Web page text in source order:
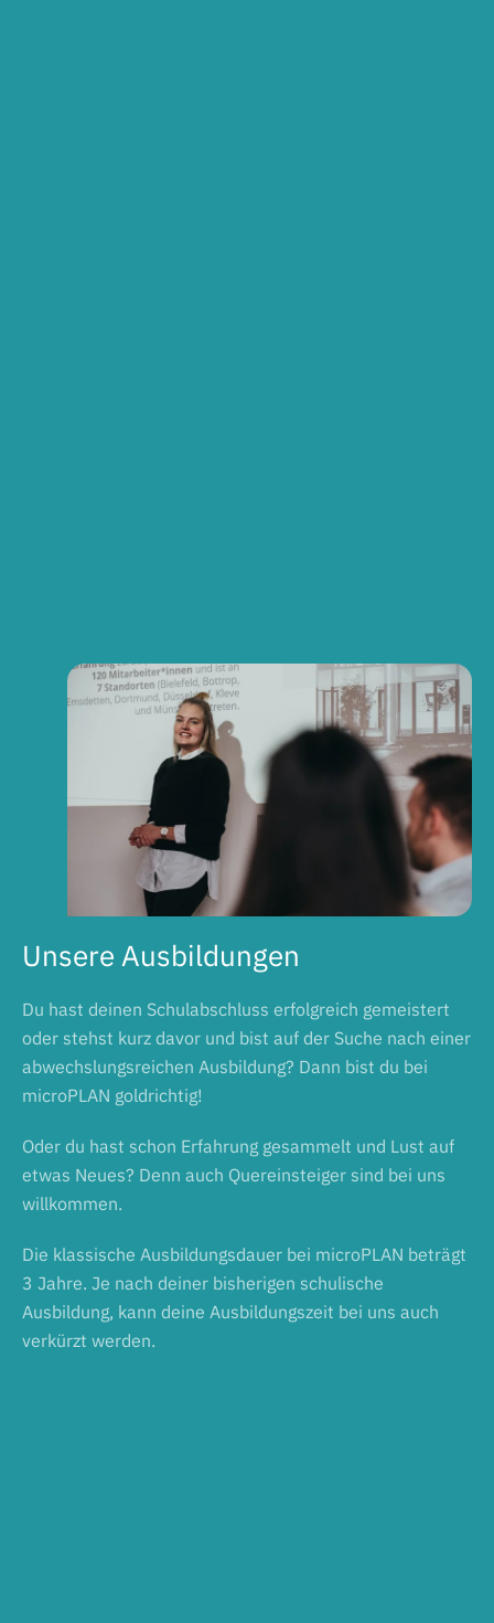
Unsere Ausbildungen
Du hast deinen Schulabschluss erfolgreich gemeistert
oder stehst kurz davor und bist auf der Suche nach einer
abwechslungsreichen Ausbildung? Dann bist du bei
microPLAN goldrichtig!
Oder du hast schon Erfahrung gesammelt und Lust auf
etwas Neues? Denn auch Quereinsteiger sind bei uns
willkommen.
Die klassische Ausbildungsdauer bei microPLAN beträgt
3 Jahre. Je nach deiner bisherigen schulische
Ausbildung, kann deine Ausbildungszeit bei uns auch
verkürzt werden.